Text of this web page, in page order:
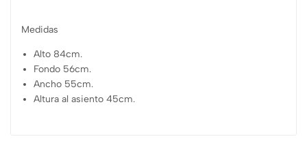
Medidas
Alto 84cm.
Fondo 56cm.
Ancho 55cm.
Altura al asiento 45cm.